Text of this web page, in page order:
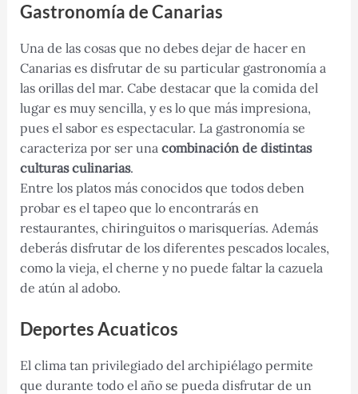
Gastronomía de Canarias
Una de las cosas que no debes dejar de hacer en
Canarias es disfrutar de su particular gastronomía a
las orillas del mar. Cabe destacar que la comida del
lugar es muy sencilla, y es lo que más impresiona,
pues el sabor es espectacular. La gastronomía se
caracteriza por ser una combinación de distintas
culturas culinarias.
Entre los platos más conocidos que todos deben
probar es el tapeo que lo encontrarás en
restaurantes, chiringuitos o marisquerías. Además
deberás disfrutar de los diferentes pescados locales,
como la vieja, el cherne y no puede faltar la cazuela
de atún al adobo.
Deportes Acuaticos
El clima tan privilegiado del archipiélago permite
que durante todo el año se pueda disfrutar de un